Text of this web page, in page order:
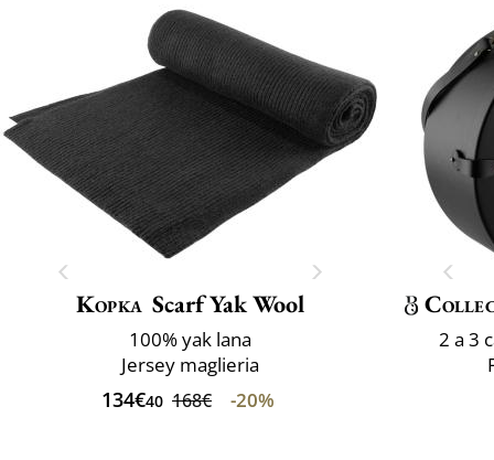
Kopka Scarf Yak Wool
100% yak lana
Jersey maglieria
134€40 168€ -20%
2 a 3